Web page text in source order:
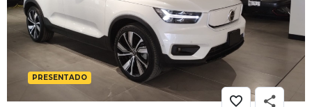
PRESENTADO